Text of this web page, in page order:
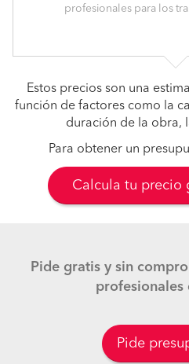
profesionales para los
Estos precios son una
función de factores como la
duración de la obra,
Para obtener un
Calcula tu precio
Pide gratis y sin
profesionales
Pide